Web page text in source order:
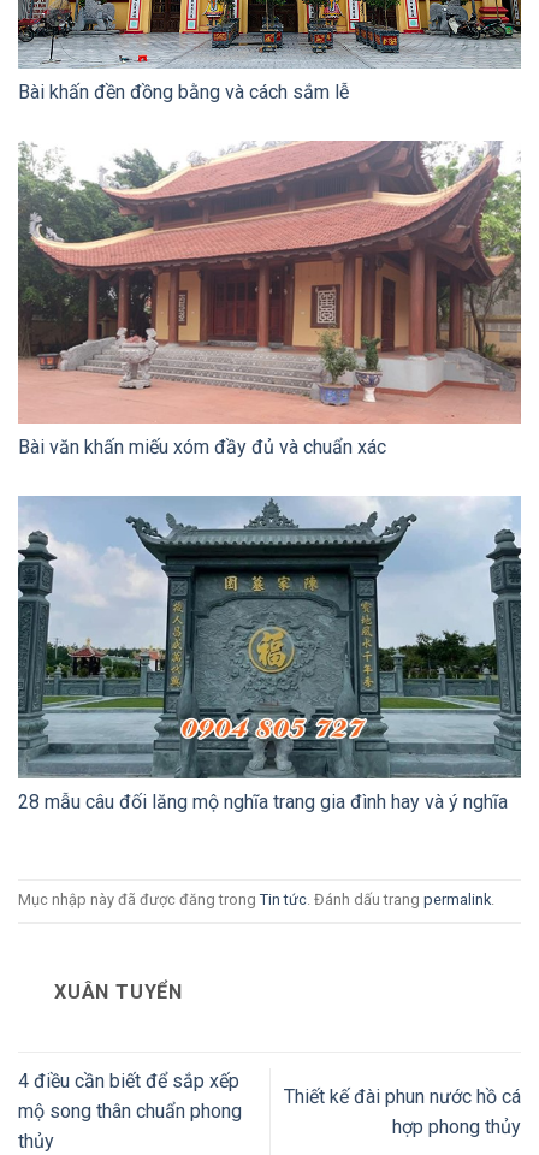
Bài khấn đền đồng bằng và cách sắm lễ
Bài văn khấn miếu xóm đầy đủ và chuẩn xác
28 mẫu câu đối lăng mộ nghĩa trang gia đình hay và ý nghĩa
Mục nhập này đã được đăng trong Tin tức. Đánh dấu trang permalink.
XUÂN TUYỂN
4 điều cần biết để sắp xếp
mộ song thân chuẩn phong
thủy
Thiết kế đài phun nước hồ cá
hợp phong thủy